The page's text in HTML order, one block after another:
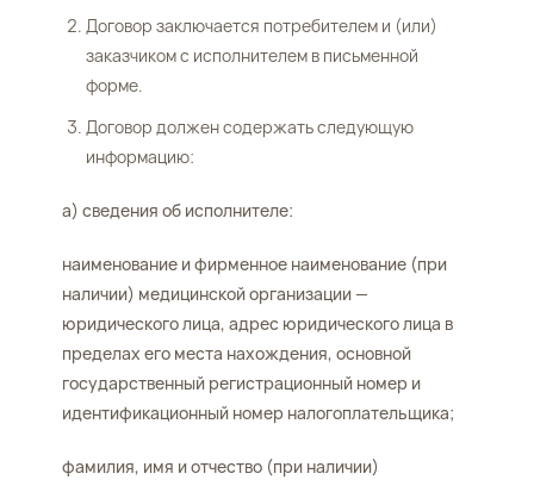
Договор заключается потребителем и (или)
заказчиком с исполнителем в письменной
форме.
Договор должен содержать следующую
информацию:
а) сведения об исполнителе:
наименование и фирменное наименование (при
наличии) медицинской организации —
юридического лица, адрес юридического лица в
пределах его места нахождения, основной
государственный регистрационный номер и
идентификационный номер налогоплательщика;
фамилия, имя и отчество (при наличии)